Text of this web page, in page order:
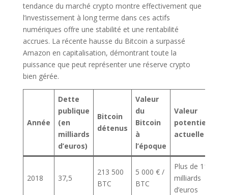
tendance du marché crypto montre effectivement que
l’investissement à long terme dans ces actifs
numériques offre une stabilité et une rentabilité
accrues. La récente hausse du Bitcoin a surpassé
Amazon en capitalisation, démontrant toute la
puissance que peut représenter une réserve crypto
bien gérée.
Année
Dette
publique
(en
milliards
d’euros)
Bitcoin
détenus
Valeur
du
Bitcoin
à
l’époque
Valeur
potentielle
actuelle
2018 37,5
213 500
BTC
5 000 € /
BTC
Plus de 11
milliards
d’euros